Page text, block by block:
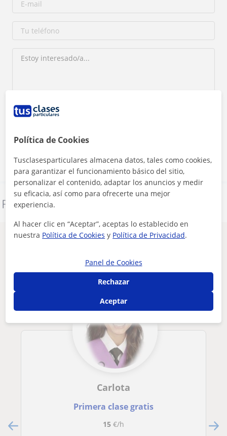
Al hacer clic, aceptas nuestro
Contactar ahora
Denunciar este perfil
Otros profesores de Repaso General en
Carlota
Primera clase gratis
15€/h
Política de Cookies
Tusclasesparticulares almacena datos, tales como cookies,
para garantizar el funcionamiento básico del sitio,
personalizar el contenido, adaptar los anuncios y medir
su eficacia, así como para ofrecerte una mejor
experiencia.
Al hacer clic en “Aceptar”, aceptas lo establecido en
nuestra Política de Cookies y Política de Privacidad.
Panel de Cookies
Rechazar
Aceptar